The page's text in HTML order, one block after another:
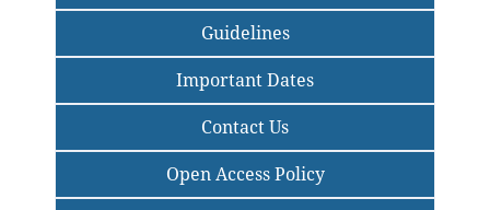
Guidelines
Important Dates
Contact Us
Open Access Policy